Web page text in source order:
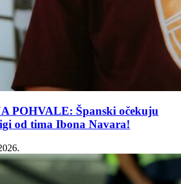
POHVALE: Španski očekuju
od tima Ibona Navara!